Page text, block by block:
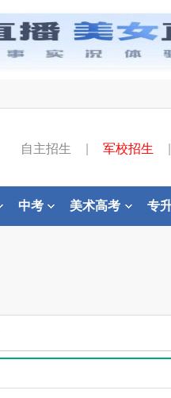
自主招生 军校招生
中考 美术高考 专